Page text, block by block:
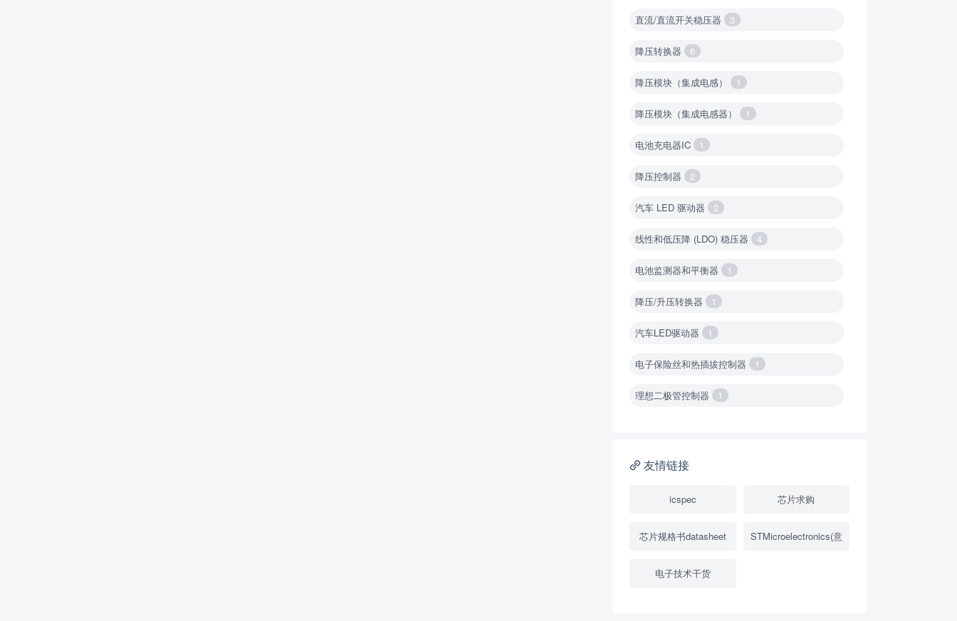
直流/直流开关稳压器 3
降压转换器 6
降压模块（集成电感） 1
降压模块（集成电感器） 1
电池充电器IC 1
降压控制器 2
汽车 LED 驱动器 2
线性和低压降 (LDO) 稳压器 4
电池监测器和平衡器 1
降压/升压转换器 1
汽车LED驱动器 1
电子保险丝和热插拔控制器 1
理想二极管控制器 1
降压转换器（继承开关）
USB隔离器 1
友情链接
icspec 芯片求购
芯片规格书datasheet STMicroelectronics(意
电子技术干货